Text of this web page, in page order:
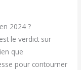
2024 ?
le verdict sur
que
pour contourner